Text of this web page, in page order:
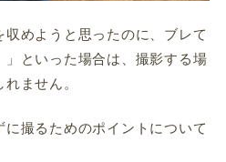
収めようと思ったのに、ブレて
」といった場合は、撮影する場
ません。
撮るためのポイントについて